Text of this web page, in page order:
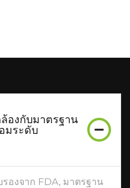
งกับมาตรฐาน
มระดับ
องจาก FDA, มาตรฐาน